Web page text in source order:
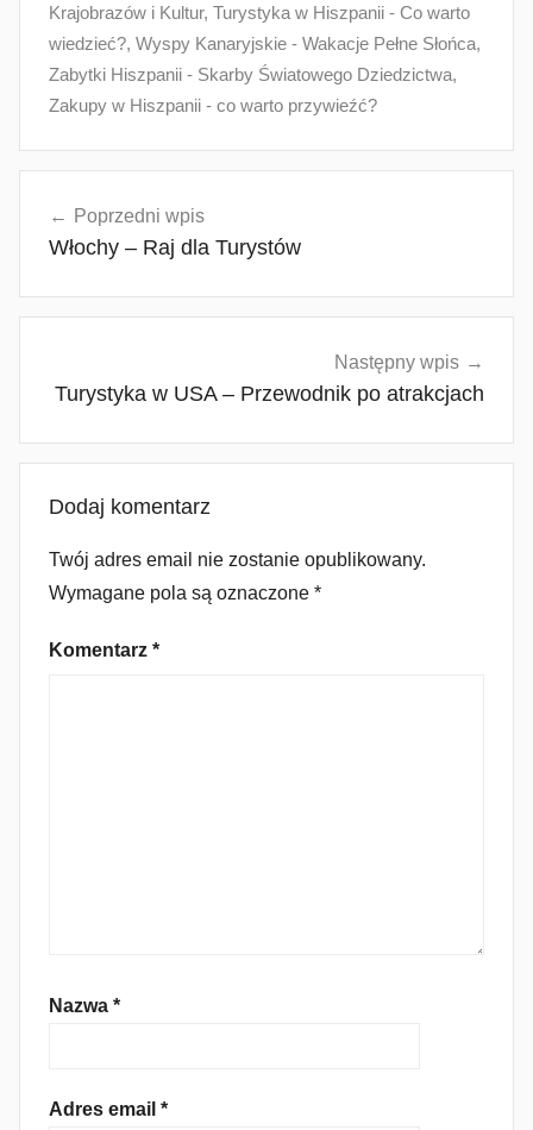
Krajobrazów i Kultur, Turystyka w Hiszpanii - Co warto
wiedzieć?, Wyspy Kanaryjskie - Wakacje Pełne Słońca,
Zabytki Hiszpanii - Skarby Światowego Dziedzictwa,
Zakupy w Hiszpanii - co warto przywieźć?
wpisuPoprzedni wpis
Włochy – Raj dla Turystów
Następny wpis
Turystyka w USA – Przewodnik po atrakcjach
Dodaj komentarz
Twój adres email nie zostanie opublikowany.
Wymagane pola są oznaczone *
Komentarz *
Nazwa *
Adres email *